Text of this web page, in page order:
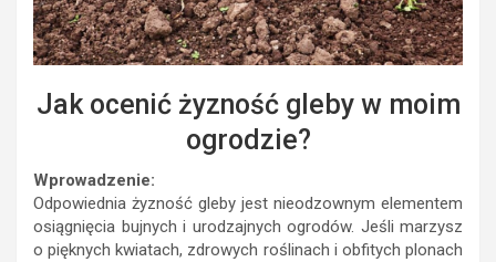
Jak ocenić żyzność gleby w moim
ogrodzie?
Wprowadzenie:
Odpowiednia żyzność gleby jest nieodzownym elementem
osiągnięcia bujnych i urodzajnych ogrodów. Jeśli marzysz
o pięknych kwiatach, zdrowych roślinach i obfitych plonach